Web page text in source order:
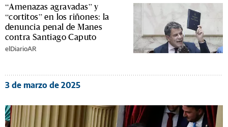
“Amenazas agravadas” y
“cortitos” en los riñones: la
denuncia penal de Manes
contra Santiago Caputo
elDiarioAR
3 de marzo de 2025